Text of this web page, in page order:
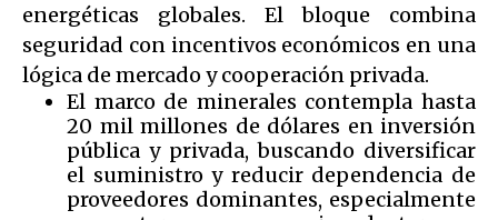
energéticas globales. El bloque combina
seguridad con incentivos económicos en una
lógica de mercado y cooperación privada.
El marco de minerales contempla hasta
20 mil millones de dólares en inversión
pública y privada, buscando diversificar
el suministro y reducir dependencia de
proveedores dominantes, especialmente